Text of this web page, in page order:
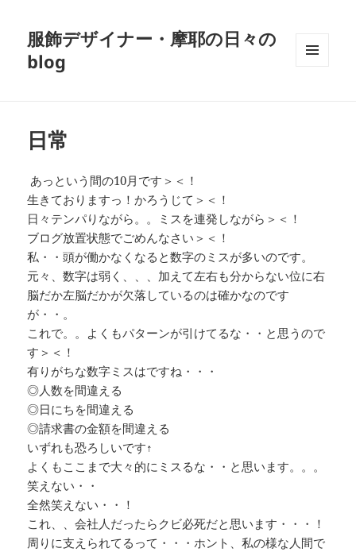
服飾デザイナー・摩耶の日々の
blog
日常
あっという間の10月です＞＜！
生きておりますっ！かろうじて＞＜！
日々テンパりながら。。ミスを連発しながら＞＜！
ブログ放置状態でごめんなさい＞＜！
私・・頭が働かなくなると数字のミスが多いのです。
元々、数字は弱く、、、加えて左右も分からない位に右
脳だか左脳だかが欠落しているのは確かなのです
が・・。
これで。。よくもパターンが引けてるな・・と思うので
す＞＜！
有りがちな数字ミスはですね・・・
◎人数を間違える
◎日にちを間違える
◎請求書の金額を間違える
いずれも恐ろしいです↑
よくもここまで大々的にミスるな・・と思います。。。
笑えない・・
全然笑えない・・！
これ、、会社人だったらクビ必死だと思います・・・！
周りに支えられてるって・・・ホント、私の様な人間で